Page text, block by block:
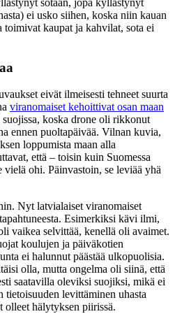
ei usko siihen, koska niin kauan
toimivat kaupat ja kahvilat, sota ei
eivät ilmeisesti tehneet suurta
viranomaiset kehoittivat osan maan
suojissa, koska drone oli rikkonut
ennen puoltapäivää. Vilnan kuvia,
loppumista maan alla
että – toisin kuin Suomessa
vielä ohi. Päinvastoin, se leviää yhä
Nyt latvialaiset viranomaiset
Esimerkiksi kävi ilmi,
vaikea selvittää, kenellä oli avaimet.
koulujen ja päiväkotien
ei halunnut päästää ulkopuolisia.
olla, mutta ongelma oli siinä, että
saatavilla oleviksi suojiksi, mikä ei
levittäminen uhasta
olleet hälytyksen piirissä.